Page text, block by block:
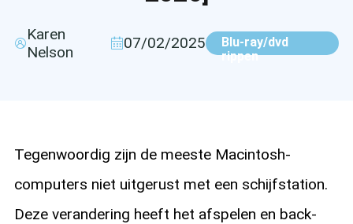
DVD-maker
Karen
Nelson
07/02/2025
Blu-ray/dvd
rippen
Tegenwoordig zijn de meeste Macintosh-
computers niet uitgerust met een schijfstation.
Deze verandering heeft het afspelen en back-